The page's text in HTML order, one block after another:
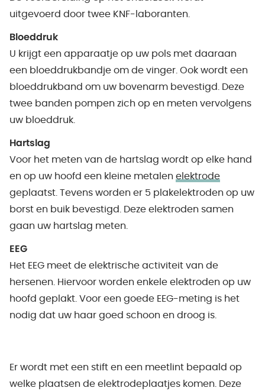
uitgevoerd door twee KNF-laboranten.
Bloeddruk
U krijgt een apparaatje op uw pols met daaraan
een bloeddrukbandje om de vinger. Ook wordt een
bloeddrukband om uw bovenarm bevestigd. Deze
twee banden pompen zich op en meten vervolgens
uw bloeddruk.
Hartslag
Voor het meten van de hartslag wordt op elke hand
en op uw hoofd een kleine metalen elektrode
geplaatst. Tevens worden er 5 plakelektroden op uw
borst en buik bevestigd. Deze elektroden samen
gaan uw hartslag meten.
EEG
Het EEG meet de elektrische activiteit van de
hersenen. Hiervoor worden enkele elektroden op uw
hoofd geplakt. Voor een goede EEG-meting is het
nodig dat uw haar goed schoon en droog is.
Er wordt met een stift en een meetlint bepaald op
welke plaatsen de elektrodeplaatjes komen. Deze